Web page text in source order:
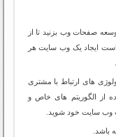
صفحات وب بزنید تا از
است ایجاد یک وب سایت هر
های ارتباط با مشتری
از الگوریتم های خاص و
وب سایت خود شوید.
باشد.